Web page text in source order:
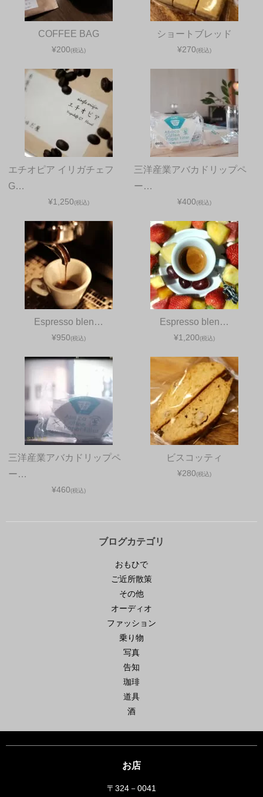
COFFEE BAG
¥200(税込)
ショートブレッド
¥270(税込)
エチオピア イリガチェフ
G…
¥1,250(税込)
三洋産業アバカドリップペ
ー…
¥400(税込)
Espresso blen…
¥950(税込)
Espresso blen…
¥1,200(税込)
三洋産業アバカドリップペ
ー…
¥460(税込)
ビスコッティ
¥280(税込)
ブログカテゴリ
おもひで
ご近所散策
その他
オーディオ
ファッション
乗り物
写真
告知
珈琲
道具
酒
お店
〒324－0041